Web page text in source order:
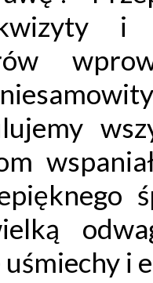
i
uśmiechy i